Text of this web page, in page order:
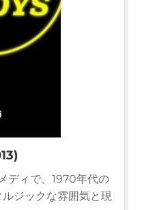
ディで、1970年代の
ジックな雰囲気と現